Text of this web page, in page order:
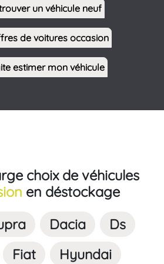
un véhicule neuf
de voitures occasion
estimer mon véhicule
choix de véhicules
en déstockage
Dacia
Ds
Fiat
Hyundai